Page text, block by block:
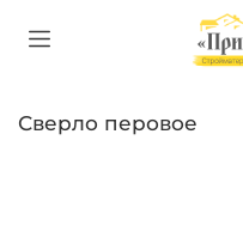
Сверло перовое